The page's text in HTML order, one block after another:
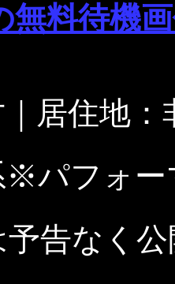
無料待機
居住地
※パフォー
予告なく